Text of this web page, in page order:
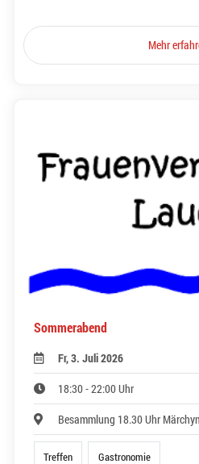
Mehr
Sommerabend
Fr, 3. Juli 2026
18:30 - 22:00 Uhr
Besammlung 18.30 Uhr
Treffen Gastronomie